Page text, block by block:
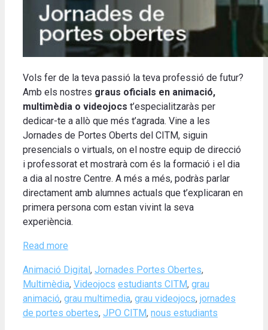
Vols fer de la teva passió la teva professió de futur?
Amb els nostres graus oficials en animació,
multimèdia o videojocs t’especialitzaràs per
dedicar-te a allò que més t’agrada. Vine a les
Jornades de Portes Oberts del CITM, siguin
presencials o virtuals, on el nostre equip de direcció
i professorat et mostrarà com és la formació i el dia
a dia al nostre Centre. A més a més, podràs parlar
directament amb alumnes actuals que t’explicaran en
primera persona com estan vivint la seva
experiència.
Read more
Categories
Animació Digital , Jornades Portes Obertes,
Multimèdia, Videojocs Tags
estudiants CITM, grau
animació, grau multimedia, grau videojocs, jornades
de portes obertes, JPO CITM, nous estudiants